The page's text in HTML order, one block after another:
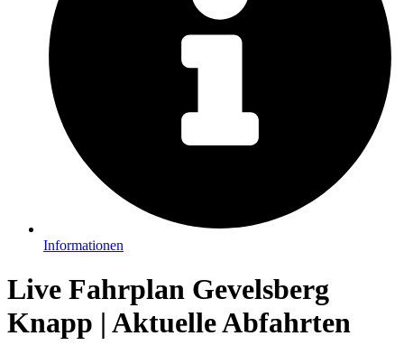
Informationen
Live Fahrplan Gevelsberg
Knapp | Aktuelle Abfahrten